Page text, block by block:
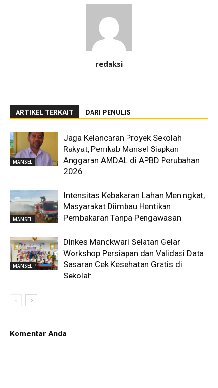
redaksi
ARTIKEL TERKAIT DARI PENULIS
MANSEL
Jaga Kelancaran Proyek Sekolah
Rakyat, Pemkab Mansel Siapkan
Anggaran AMDAL di APBD Perubahan
2026
MANSEL
Intensitas Kebakaran Lahan Meningkat,
Masyarakat Diimbau Hentikan
Pembakaran Tanpa Pengawasan
MANSEL
Dinkes Manokwari Selatan Gelar
Workshop Persiapan dan Validasi Data
Sasaran Cek Kesehatan Gratis di
Sekolah
Komentar Anda